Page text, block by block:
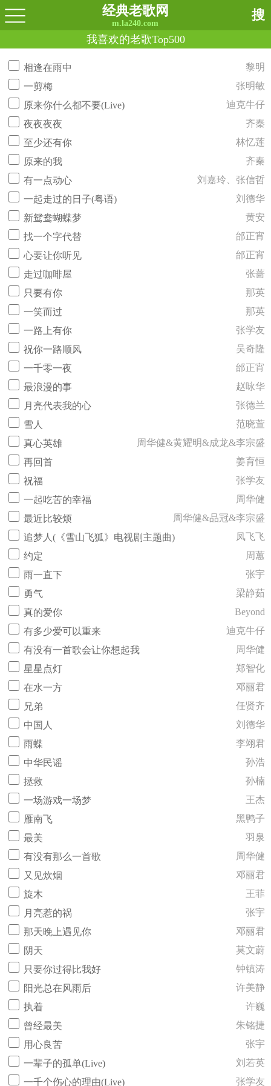
经典老歌网
m.la240.com
搜
我喜欢的老歌Top500
相逢在雨中
黎明
一剪梅
张明敏
原来你什么都不要(Live)
迪克牛仔
夜夜夜夜
齐秦
至少还有你
林忆莲
原来的我
齐秦
有一点动心
刘嘉玲、张信哲
一起走过的日子(粤语)
刘德华
新鸳鸯蝴蝶梦
黄安
找一个字代替
邰正宵
心要让你听见
邰正宵
走过咖啡屋
张蔷
只要有你
那英
一笑而过
那英
一路上有你
张学友
祝你一路顺风
吴奇隆
一千零一夜
邰正宵
最浪漫的事
赵咏华
月亮代表我的心
张德兰
雪人
范晓萱
真心英雄
周华健&黄耀明&成龙&李宗盛
再回首
姜育恒
祝福
张学友
一起吃苦的幸福
周华健
最近比较烦
周华健&品冠&李宗盛
追梦人(《雪山飞狐》电视剧主题曲)
凤飞飞
约定
周蕙
雨一直下
张宇
勇气
梁静茹
真的爱你
Beyond
有多少爱可以重来
迪克牛仔
有没有一首歌会让你想起我
周华健
星星点灯
郑智化
在水一方
邓丽君
兄弟
任贤齐
中国人
刘德华
雨蝶
李翊君
中华民谣
孙浩
拯救
孙楠
一场游戏一场梦
王杰
雁南飞
黑鸭子
最美
羽泉
有没有那么一首歌
周华健
又见炊烟
邓丽君
旋木
王菲
月亮惹的祸
张宇
那天晚上遇见你
邓丽君
阴天
莫文蔚
只要你过得比我好
钟镇涛
阳光总在风雨后
许美静
执着
许巍
曾经最美
朱铭捷
用心良苦
张宇
一辈子的孤单(Live)
刘若英
一千个伤心的理由(Live)
张学友